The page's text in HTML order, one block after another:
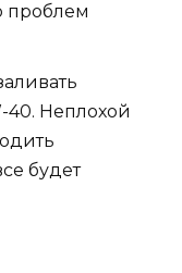
проблем
40. Неплохой
будет